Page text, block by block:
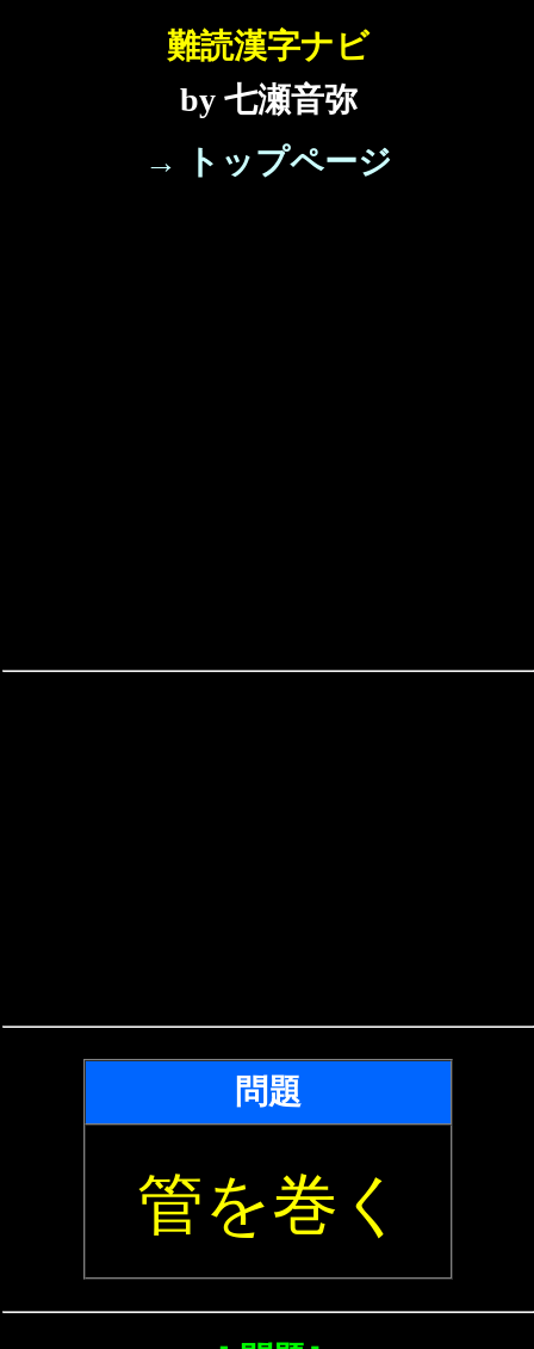
難読漢字ナビ
by 七瀬音弥
→ トップページ
問題
管を巻く